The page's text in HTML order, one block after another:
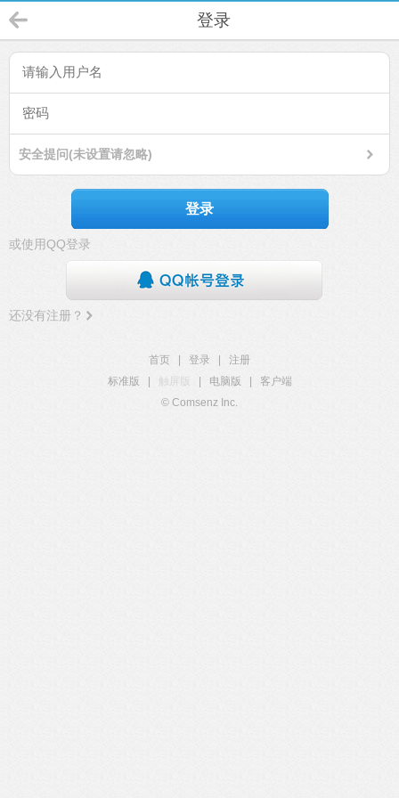
登录
安全提问(未设置请忽略)
登录
或使用QQ登录
还没有注册？
首页 登录
注册
标准版
触屏版 电脑版
客户端
© Comsenz Inc.